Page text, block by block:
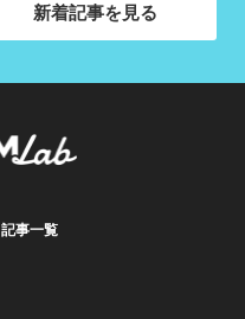
新着記事を見る
記事一覧